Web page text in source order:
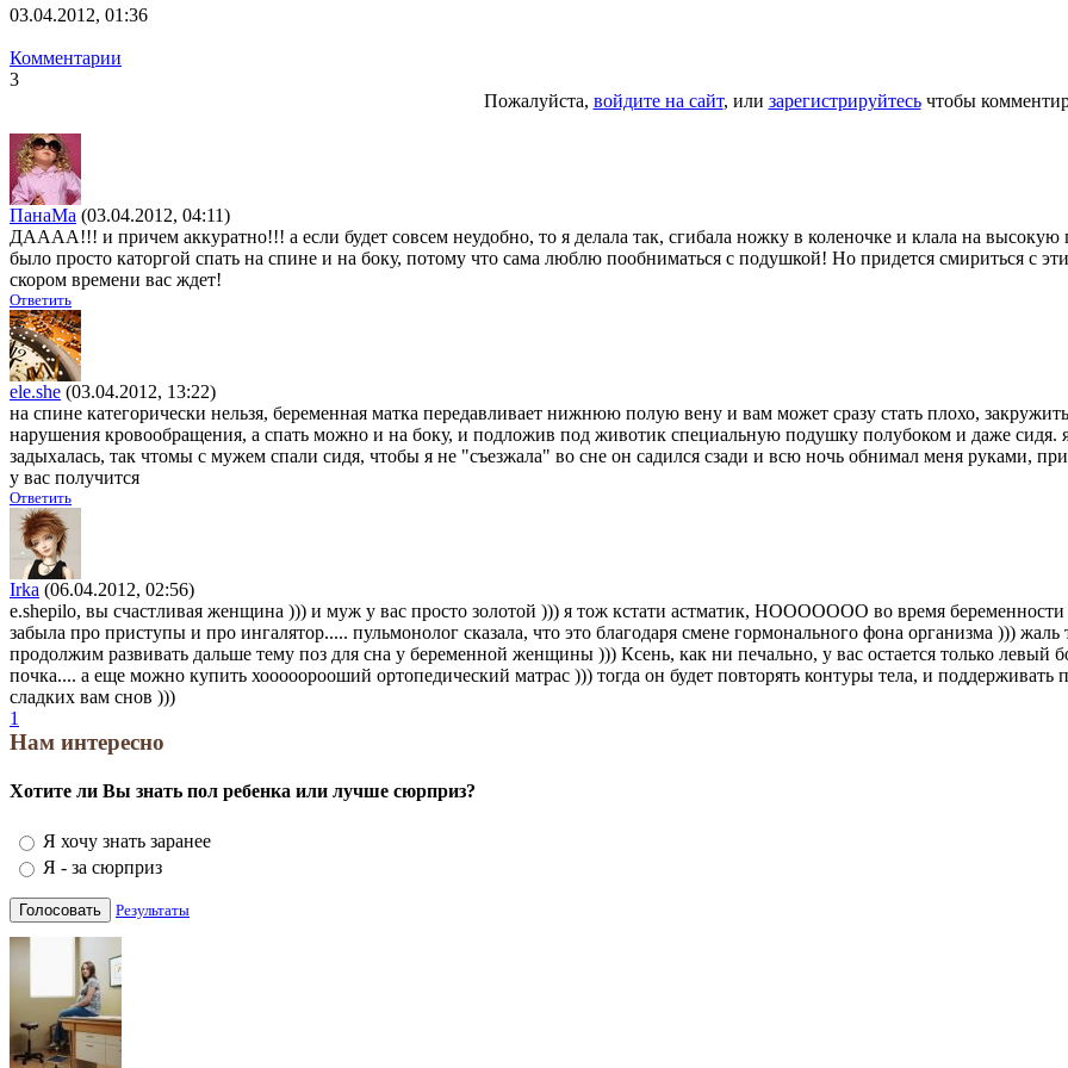
03.04.2012, 01:36
Комментарии
3
Пожалуйста, войдите на сайт, или зарегистрируйтесьчтобы
ПанаМа (03.04.2012, 04:11)
ДАААА!!! и причем аккуратно!!! а если будет совсем неудобно, то я делала так, сгибала ножку в коленочке и клала на
было просто каторгой спать на спине и на боку, потому что сама люблю пообниматься с подушкой! Но придется смириться
скором времени вас ждет!
Ответить
ele.she (03.04.2012, 13:22)
на спине категорически нельзя, беременная матка передавливает нижнюю полую вену и вам может сразу стать плохо,
нарушения кровообращения, а спать можно и на боку, и подложив под животик специальную подушку полубоком и даже сидя.
задыхалась, так чтомы с мужем спали сидя, чтобы я не "съезжала" во сне он садился сзади и всю ночь обнимал меня руками,
у вас получится
Ответить
Irka (06.04.2012, 02:56)
e.shepilo, вы счастливая женщина ))) и муж у вас просто золотой ))) я тож кстати астматик, НООООООО во время беременности
забыла про приступы и про ингалятор..... пульмонолог сказала, что это благодаря смене гормонального фона организма ))) жаль
продолжим развивать дальше тему поз для сна у беременной женщины ))) Ксень, как ни печально, у вас остается только левый
почка.... а еще можно купить хооооорооший ортопедический матрас ))) тогда он будет повторять контуры тела, и
сладких вам снов )))
1
Нам интересно
Хотите ли Вы знать пол ребенка или лучше сюрприз?
Я хочу знать заранее
Я - за сюрприз
Результаты